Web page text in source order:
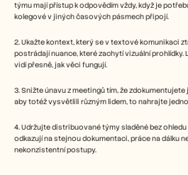
týmu mají přístup k odpovědím vždy, když je
kolegové v jiných časových pásmech připojí.
2. Ukažte kontext, který se v textové komunikaci
postrádají nuance, které zachytí vizuální prohlídky.
vidí přesně, jak věci fungují.
3. Snižte únavu z meetingů tím, že
aby totéž vysvětlili různým lidem, to nahrajte
4. Udržujte distribuované týmy sladěné bez
odkazují na stejnou dokumentaci, práce na dálku
nekonzistentní postupy.